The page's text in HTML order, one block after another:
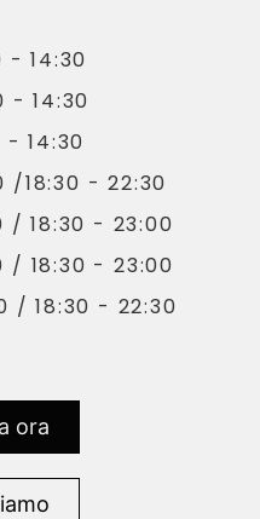
- 14:30
- 14:30
- 14:30
/18:30 - 22:30
/ 18:30 - 23:00
/ 18:30 - 23:00
/ 18:30 - 22:30
ora